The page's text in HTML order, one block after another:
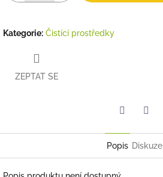
Kategorie: Čistící prostředky
ZEPTAT SE
Popis Diskuze